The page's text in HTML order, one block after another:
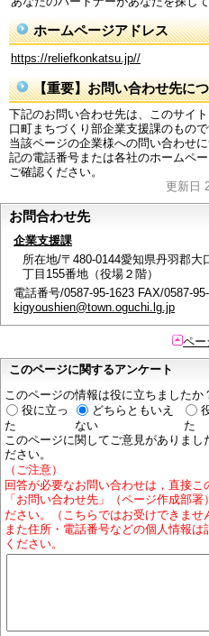
ホームページアドレス
https://reliefkonkatsu.jp//
【重要】お問い合わせ先に
下記のお問い合わせ先は、このサイ
口町まちづくり部企業支援課のもので
当該ページの企業様への問い合わせ
記の電話番号または各社のホームペ
ご確認ください。
更新日
お問合わせ先
企業支援課
所在地/〒480-0144愛知県丹羽郡大
丁目155番地（役場２階）
電話番号/0587-95-1623 FAX/0587-
kigyoushien@town.oguchi.lg.jp
ペー
このページに関するアンケート
このページの情報は役に立ちましたか
役に立っ
た
どちらともいえ
ない
た
このページに関してご意見がありまし
ださい。
（ご注意）
回答が必要なお問い合わせは，直接こ
「お問い合わせ先」（ページ作成部署
ださい。（こちらではお受けできませ
また住所・電話番号などの個人情報は
ください。